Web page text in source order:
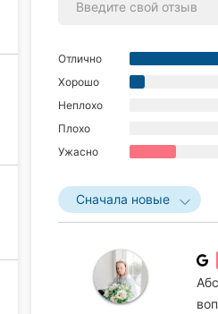
Отлично
Хорошо
Неплохо
Плохо
Ужасно
Сначала новые